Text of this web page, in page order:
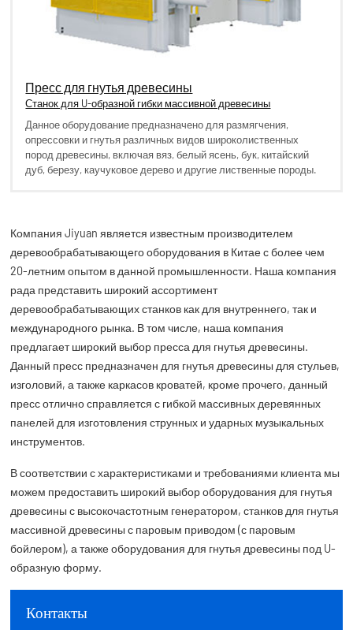
Пресс для гнутья древесины
Станок для U-образной гибки массивной древесины
Данное оборудование предназначено для размягчения,
опрессовки и гнутья различных видов широколиственных
пород древесины, включая вяз, белый ясень, бук, китайский
дуб, березу, каучуковое дерево и другие лиственные породы.
Компания Jiyuan является известным производителем
деревообрабатывающего оборудования в Китае с более чем
20-летним опытом в данной промышленности. Наша компания
рада представить широкий ассортимент
деревообрабатывающих станков как для внутреннего, так и
международного рынка. В том числе, наша компания
предлагает широкий выбор пресса для гнутья древесины.
Данный пресс предназначен для гнутья древесины для стульев,
изголовий, а также каркасов кроватей, кроме прочего, данный
пресс отлично справляется с гибкой массивных деревянных
панелей для изготовления струнных и ударных музыкальных
инструментов.
В соответствии с характеристиками и требованиями клиента мы
можем предоставить широкий выбор оборудования для гнутья
древесины с высокочастотным генератором, станков для гнутья
массивной древесины с паровым приводом (с паровым
бойлером), а также оборудования для гнутья древесины под U-
образную форму.
Контакты